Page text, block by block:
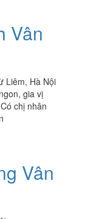
Vân
Liêm, Hà Nội
gia vị
chị nhân
Vân